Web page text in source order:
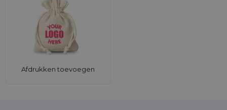
Afdrukken toevoegen